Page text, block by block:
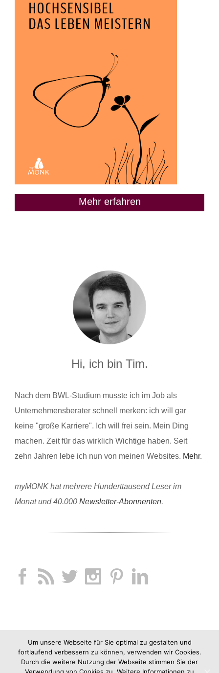
Mehr erfahren
Hi, ich bin Tim.
Nach dem BWL-Studium musste ich im Job als
Unternehmensberater schnell merken: ich will gar
keine "große Karriere". Ich will frei sein. Mein Ding
machen. Zeit für das wirklich Wichtige haben. Seit
zehn Jahren lebe ich nun von meinen Websites. Mehr.
myMONK hat mehrere Hunderttausend Leser im
Monat und 40.000 Newsletter-Abonnenten.
Um unsere Webseite für Sie optimal zu gestalten und
fortlaufend verbessern zu können, verwenden wir Cookies.
Durch die weitere Nutzung der Webseite stimmen Sie der